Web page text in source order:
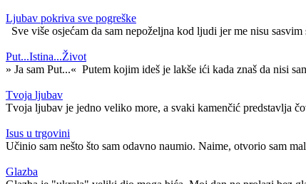
Ljubav pokriva sve pogreške
Sve više osjećam da sam nepoželjna kod ljudi jer me nisu
Put...Istina...Život
» Ja sam Put...« Putem kojim ideš je lakše ići kada znaš da nisi
Tvoja ljubav
Tvoja ljubav je jedno veliko more, a svaki kamenčić predstavlja
Isus u trgovini
Učinio sam nešto što sam odavno naumio. Naime, otvorio sam
Glazba